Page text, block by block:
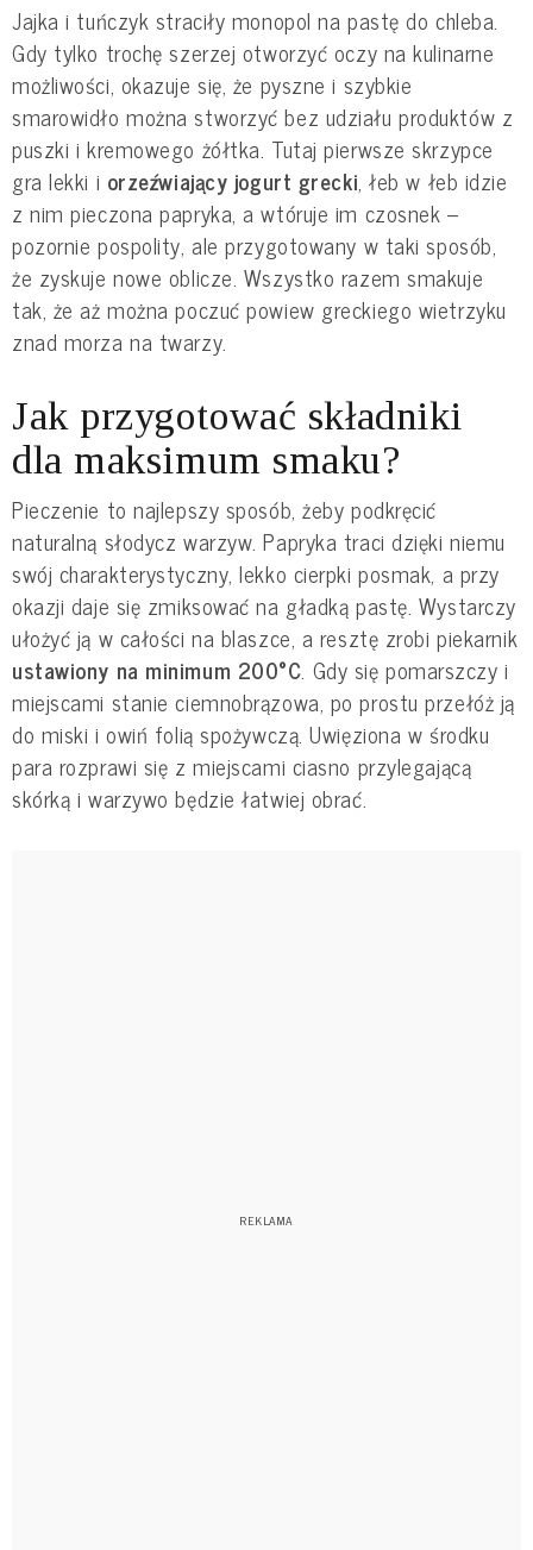
Jajka i tuńczyk straciły monopol na pastę do chleba.
Gdy tylko trochę szerzej otworzyć oczy na kulinarne
możliwości, okazuje się, że pyszne i szybkie
smarowidło można stworzyć bez udziału produktów z
puszki i kremowego żółtka. Tutaj pierwsze skrzypce
gra lekki i orzeźwiający jogurt grecki, łeb w łeb idzie
z nim pieczona papryka, a wtóruje im czosnek –
pozornie pospolity, ale przygotowany w taki sposób,
że zyskuje nowe oblicze. Wszystko razem smakuje
tak, że aż można poczuć powiew greckiego wietrzyku
znad morza na twarzy.
Jak przygotować składniki
dla maksimum smaku?
Pieczenie to najlepszy sposób, żeby podkręcić
naturalną słodycz warzyw. Papryka traci dzięki niemu
swój charakterystyczny, lekko cierpki posmak, a przy
okazji daje się zmiksować na gładką pastę. Wystarczy
ułożyć ją w całości na blaszce, a resztę zrobi piekarnik
ustawiony na minimum 200°C. Gdy się pomarszczy i
miejscami stanie ciemnobrązowa, po prostu przełóż ją
do miski i owiń folią spożywczą. Uwięziona w środku
para rozprawi się z miejscami ciasno przylegającą
skórką i warzywo będzie łatwiej obrać.